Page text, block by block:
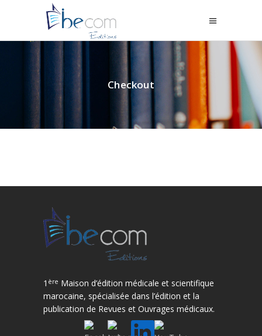
Checkout
1 ère Maison d’édition médicale et scientifique
marocaine, spécialisée dans l’édition et la
publication de Revues et Ouvrages médicaux.